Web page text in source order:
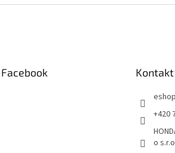
Facebook Kontakt
eshop
+420
o